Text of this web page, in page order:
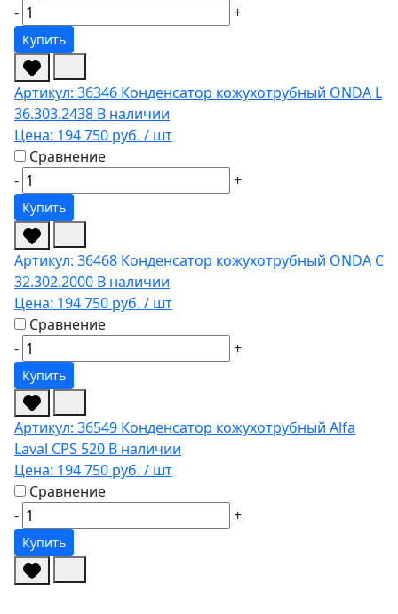
-
+
Купить
Артикул: 36346 Конденсатор кожухотрубный ONDA L
36.303.2438 В наличии
Цена: 194 750 руб. / шт
Сравнение
-
+
Купить
Артикул: 36468 Конденсатор кожухотрубный ONDA C
32.302.2000 В наличии
Цена: 194 750 руб. / шт
Сравнение
-
+
Купить
Артикул: 36549 Конденсатор кожухотрубный Alfa
Laval CPS 520 В наличии
Цена: 194 750 руб. / шт
Сравнение
-
+
Купить